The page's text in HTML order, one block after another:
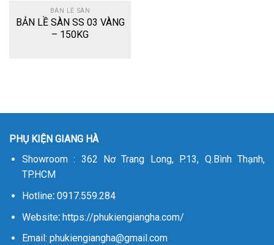
BÀN LỀ SÀN
BẢN LỀ SÀN SS 03 VÀNG
– 150KG
PHỤ KIỆN GIANG HÀ
Showroom : 362 Nơ Trang Long, P.13, Q.Bình Thạnh,
TP.HCM
Hotline:0917.559.284
Website: https://phukiengiangha.com/
Email: phukiengiangha@gmail.com